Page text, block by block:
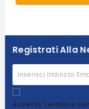
Registrati Alla
Accetto Termini e